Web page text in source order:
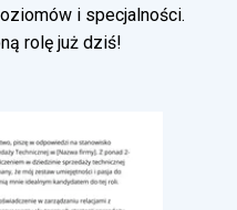
i specjalności.
rolę już dziś!